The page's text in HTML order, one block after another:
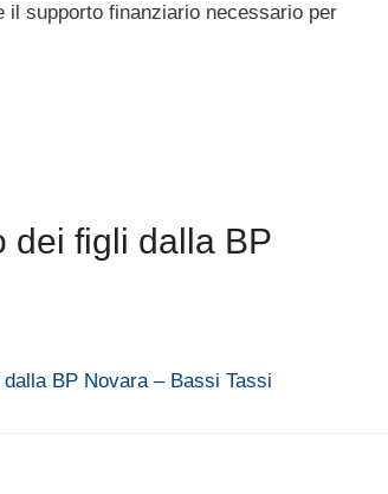
supporto finanziario necessario per
dei figli dalla BP
BP Novara – Bassi Tassi